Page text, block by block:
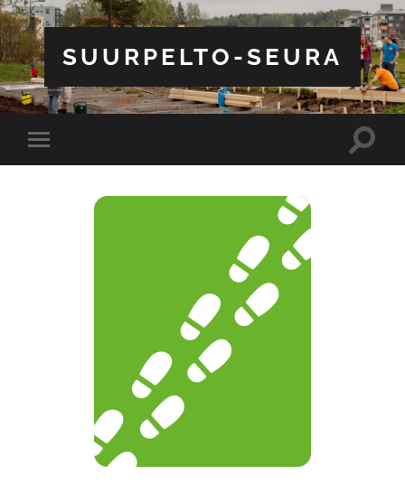
SUURPELTO-SEURA
Toggle
mobile
Toggle